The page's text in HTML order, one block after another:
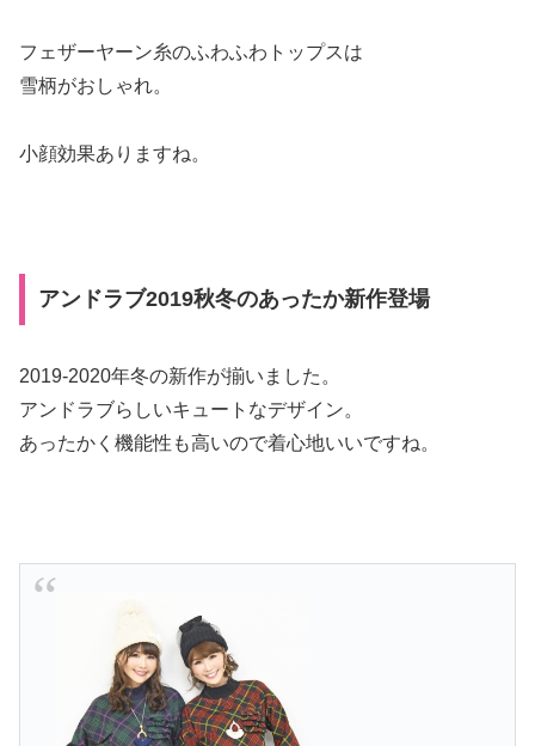
フェザーヤーン糸のふわふわトップスは
雪柄がおしゃれ。
小顔効果ありますね。
アンドラブ2019秋冬のあったか新作登場
2019-2020年冬の新作が揃いました。
アンドラブらしいキュートなデザイン。
あったかく機能性も高いので着心地いいですね。